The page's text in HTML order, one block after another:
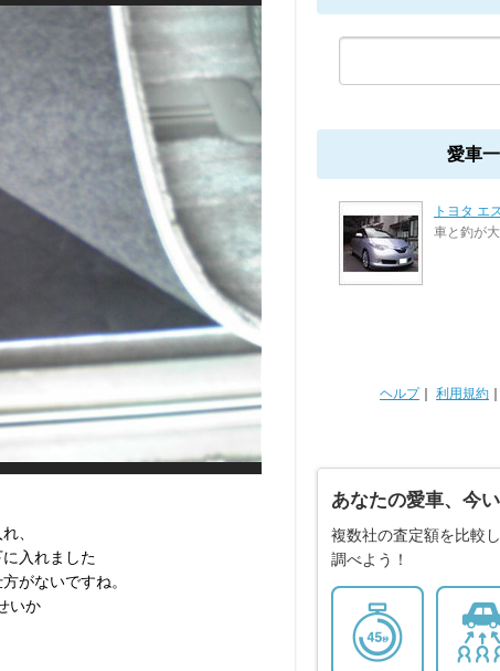
、
入れました
がないですね。
いか
愛車
トヨタ エ
車と釣が大
ヘルプ｜ 利用規約
あなたの愛車、今
複数社の査定額を比較
調べよう！